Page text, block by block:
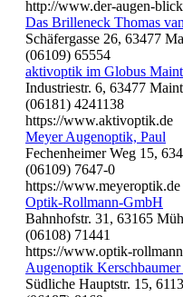
http://www.der-augen-
Das Brilleneck Thomas
Schäfergasse 26, 63477
(06109) 65554
aktivoptik im Globus
Industriestr. 6, 63477
(06181) 4241138
https://www.aktivoptik.de
Meyer Augenoptik, Paul
Fechenheimer Weg 15,
(06109) 7647-0
https://www.meyeroptik.de
Optik-Rollmann-GmbH
Bahnhofstr. 31, 63165
(06108) 71441
https://www.optik-
Augenoptik
Südliche Hauptstr. 15,